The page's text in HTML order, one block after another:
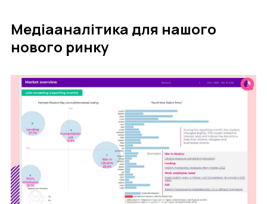
Медіааналітика для нашого
нового ринку